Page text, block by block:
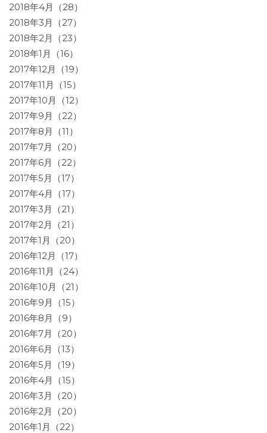
2018年4月（28）
2018年3月（27）
2018年2月（23）
2018年1月（16）
2017年12月（19）
2017年11月（15）
2017年10月（12）
2017年9月（22）
2017年8月（11）
2017年7月（20）
2017年6月（22）
2017年5月（17）
2017年4月（17）
2017年3月（21）
2017年2月（21）
2017年1月（20）
2016年12月（17）
2016年11月（24）
2016年10月（21）
2016年9月（15）
2016年8月（9）
2016年7月（20）
2016年6月（13）
2016年5月（19）
2016年4月（15）
2016年3月（20）
2016年2月（20）
2016年1月（22）